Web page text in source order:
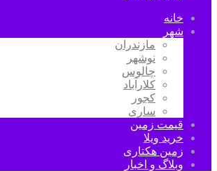
خانه
شهر
مازندران
نوشهر
چالوس
کلارآباد
کجور
ساری
قیمت زمین
خرید ویلا
زمین هکتاری
وبلاگ و اخبار